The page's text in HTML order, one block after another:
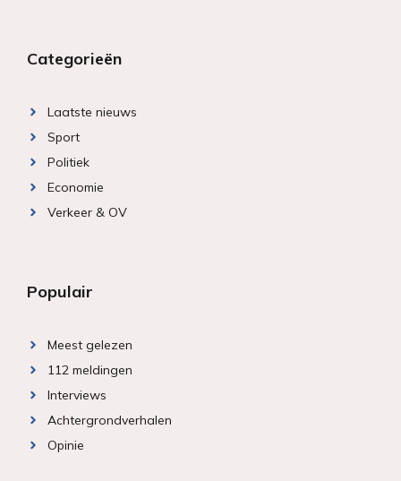
Categorieën
Laatste nieuws
Sport
Politiek
Economie
Verkeer & OV
Populair
Meest gelezen
112 meldingen
Interviews
Achtergrondverhalen
Opinie